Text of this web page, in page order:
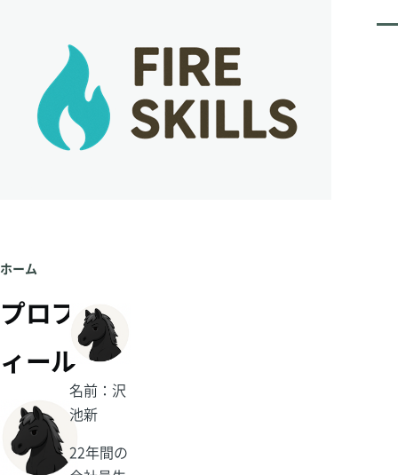
パ
ン
く
ず
ホーム
プロフ
ィール
名前：沢
池新
22年間の